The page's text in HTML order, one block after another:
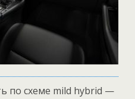
по схеме mild hybrid —